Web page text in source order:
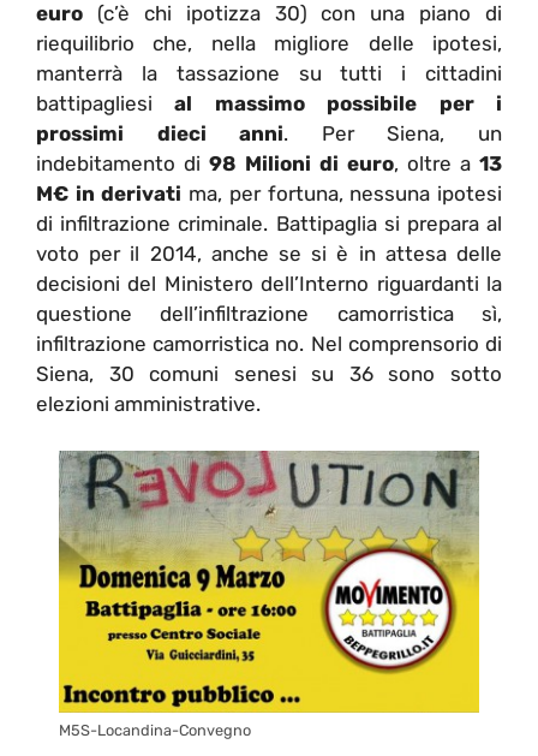
euro (c’è chi ipotizza 30) con una piano di
riequilibrio che, nella migliore delle ipotesi,
manterrà la tassazione su tutti i cittadini
battipagliesial massimo possibile per i
prossimi dieci anni. Per Siena, un
indebitamento di 98 Milioni di euro, oltre a 13
M€ in derivati ma, per fortuna, nessuna ipotesi
di infiltrazione criminale. Battipaglia si prepara al
voto per il 2014, anche se si è in attesa delle
decisioni del Ministero dell’Interno riguardanti la
questione dell’infiltrazione camorristica sì,
infiltrazione camorristica no. Nel comprensorio di
Siena, 30 comuni senesi su 36 sono sotto
elezioni amministrative.
M5S-Locandina-Convegno